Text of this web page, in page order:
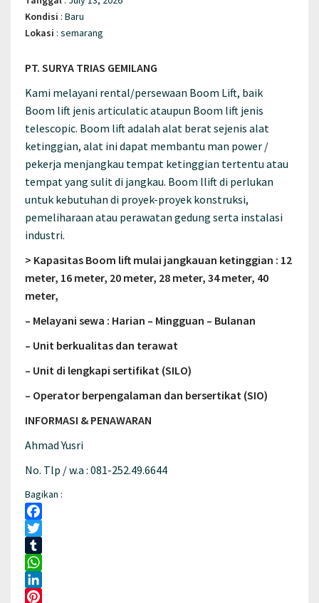
Kondisi : Baru
Lokasi : semarang
PT. SURYA TRIAS GEMILANG
Kami melayani rental/persewaan Boom Lift, baik
Boom lift jenis articulatic ataupun Boom lift jenis
telescopic. Boom lift adalah alat berat sejenis alat
ketinggian, alat ini dapat membantu man power /
pekerja menjangkau tempat ketinggian tertentu atau
tempat yang sulit di jangkau. Boom llift di perlukan
untuk kebutuhan di proyek-proyek konstruksi,
pemeliharaan atau perawatan gedung serta instalasi
industri.
> Kapasitas Boom lift mulai jangkauan ketinggian : 12
meter, 16 meter, 20 meter, 28 meter, 34 meter, 40
meter,
– Melayani sewa : Harian – Mingguan – Bulanan
– Unit berkualitas dan terawat
– Unit di lengkapi sertifikat (SILO)
– Operator berpengalaman dan bersertikat (SIO)
INFORMASI & PENAWARAN
Ahmad Yusri
No. Tlp / w.a : 081-252.49.6644
Bagikan :
Facebook
Twitter
Tumblr
WhatsApp
LinkedIn